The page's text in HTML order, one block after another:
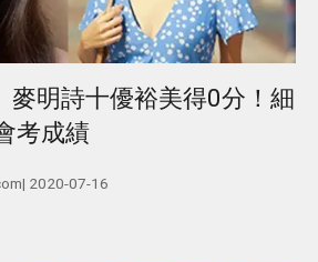
麥明詩十優裕美得0分！細
考成績
| 2020-07-16